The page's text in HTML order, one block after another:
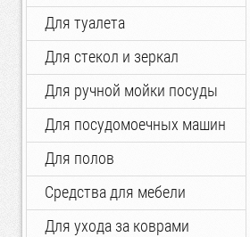
Для туалета
Для стекол и зеркал
Для ручной мойки посуды
Для посудомоечных машин
Для полов
Средства для мебели
Для ухода за коврами